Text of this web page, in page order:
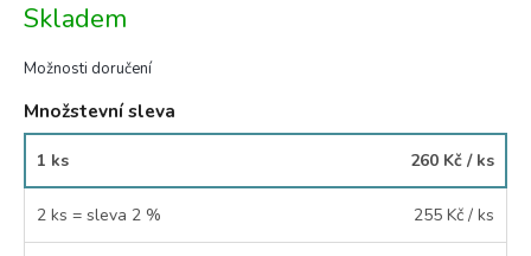
cena:
Skladem
Možnosti doručení
Množstevní sleva
1 ks 260 Kč / ks
2 ks = sleva 2 % 255 Kč / ks